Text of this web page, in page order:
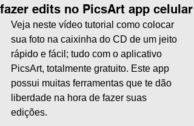
fazer edits no PicsArt app celular
Veja neste vídeo tutorial como colocar
sua foto na caixinha do CD de um jeito
rápido e fácil; tudo com o aplicativo
PicsArt, totalmente gratuito. Este app
possui muitas ferramentas que te dão
liberdade na hora de fazer suas
edições.